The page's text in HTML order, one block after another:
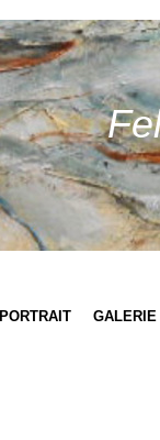
PORTRAIT GALERIE